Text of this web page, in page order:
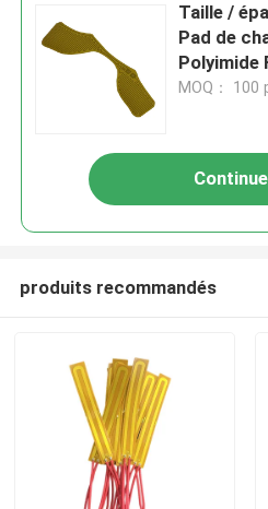
Taille /
Pad de
Polyimide
protecteur
MOQ： 100
produits recommandés